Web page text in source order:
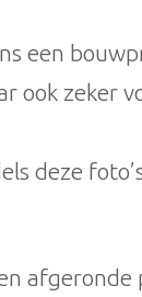
een
ook zeker
deze